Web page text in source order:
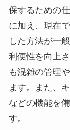
保するための
に加え、現在
した方法が一
利便性を向上
も混雑の管理
ます。また、
などの機能を
す。